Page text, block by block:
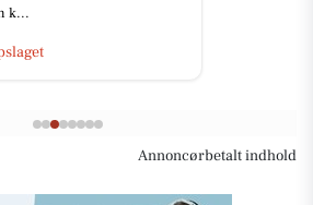
k...
Annoncørbetalt indhold